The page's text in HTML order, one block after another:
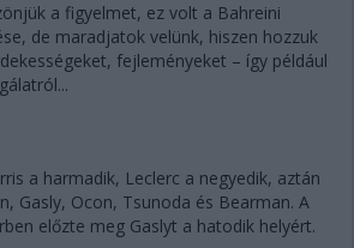
a figyelmet, ez volt a Bahreini
de maradjatok velünk, hiszen hozzuk
fejleményeket – így például
a harmadik, Leclerc a negyedik, aztán
Gasly, Ocon, Tsunoda és Bearman. A
előzte meg Gaslyt a hatodik helyért.